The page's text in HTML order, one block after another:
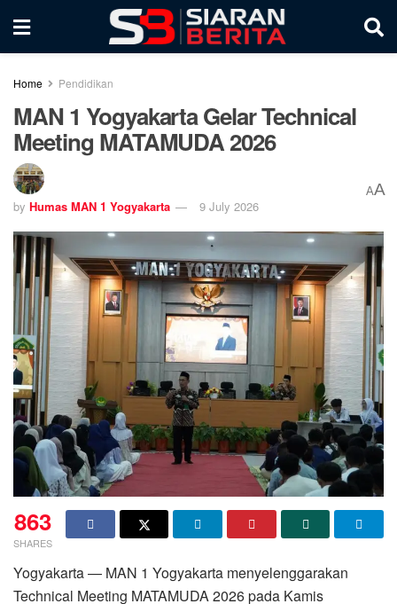
Home Pendidikan
MAN 1 Yogyakarta Gelar Technical
Meeting MATAMUDA 2026
by Humas MAN 1 Yogyakarta 9 July 2026
AA
863
SHARES
Yogyakarta — MAN 1 Yogyakarta menyelenggarakan
Technical Meeting MATAMUDA 2026 pada Kamis